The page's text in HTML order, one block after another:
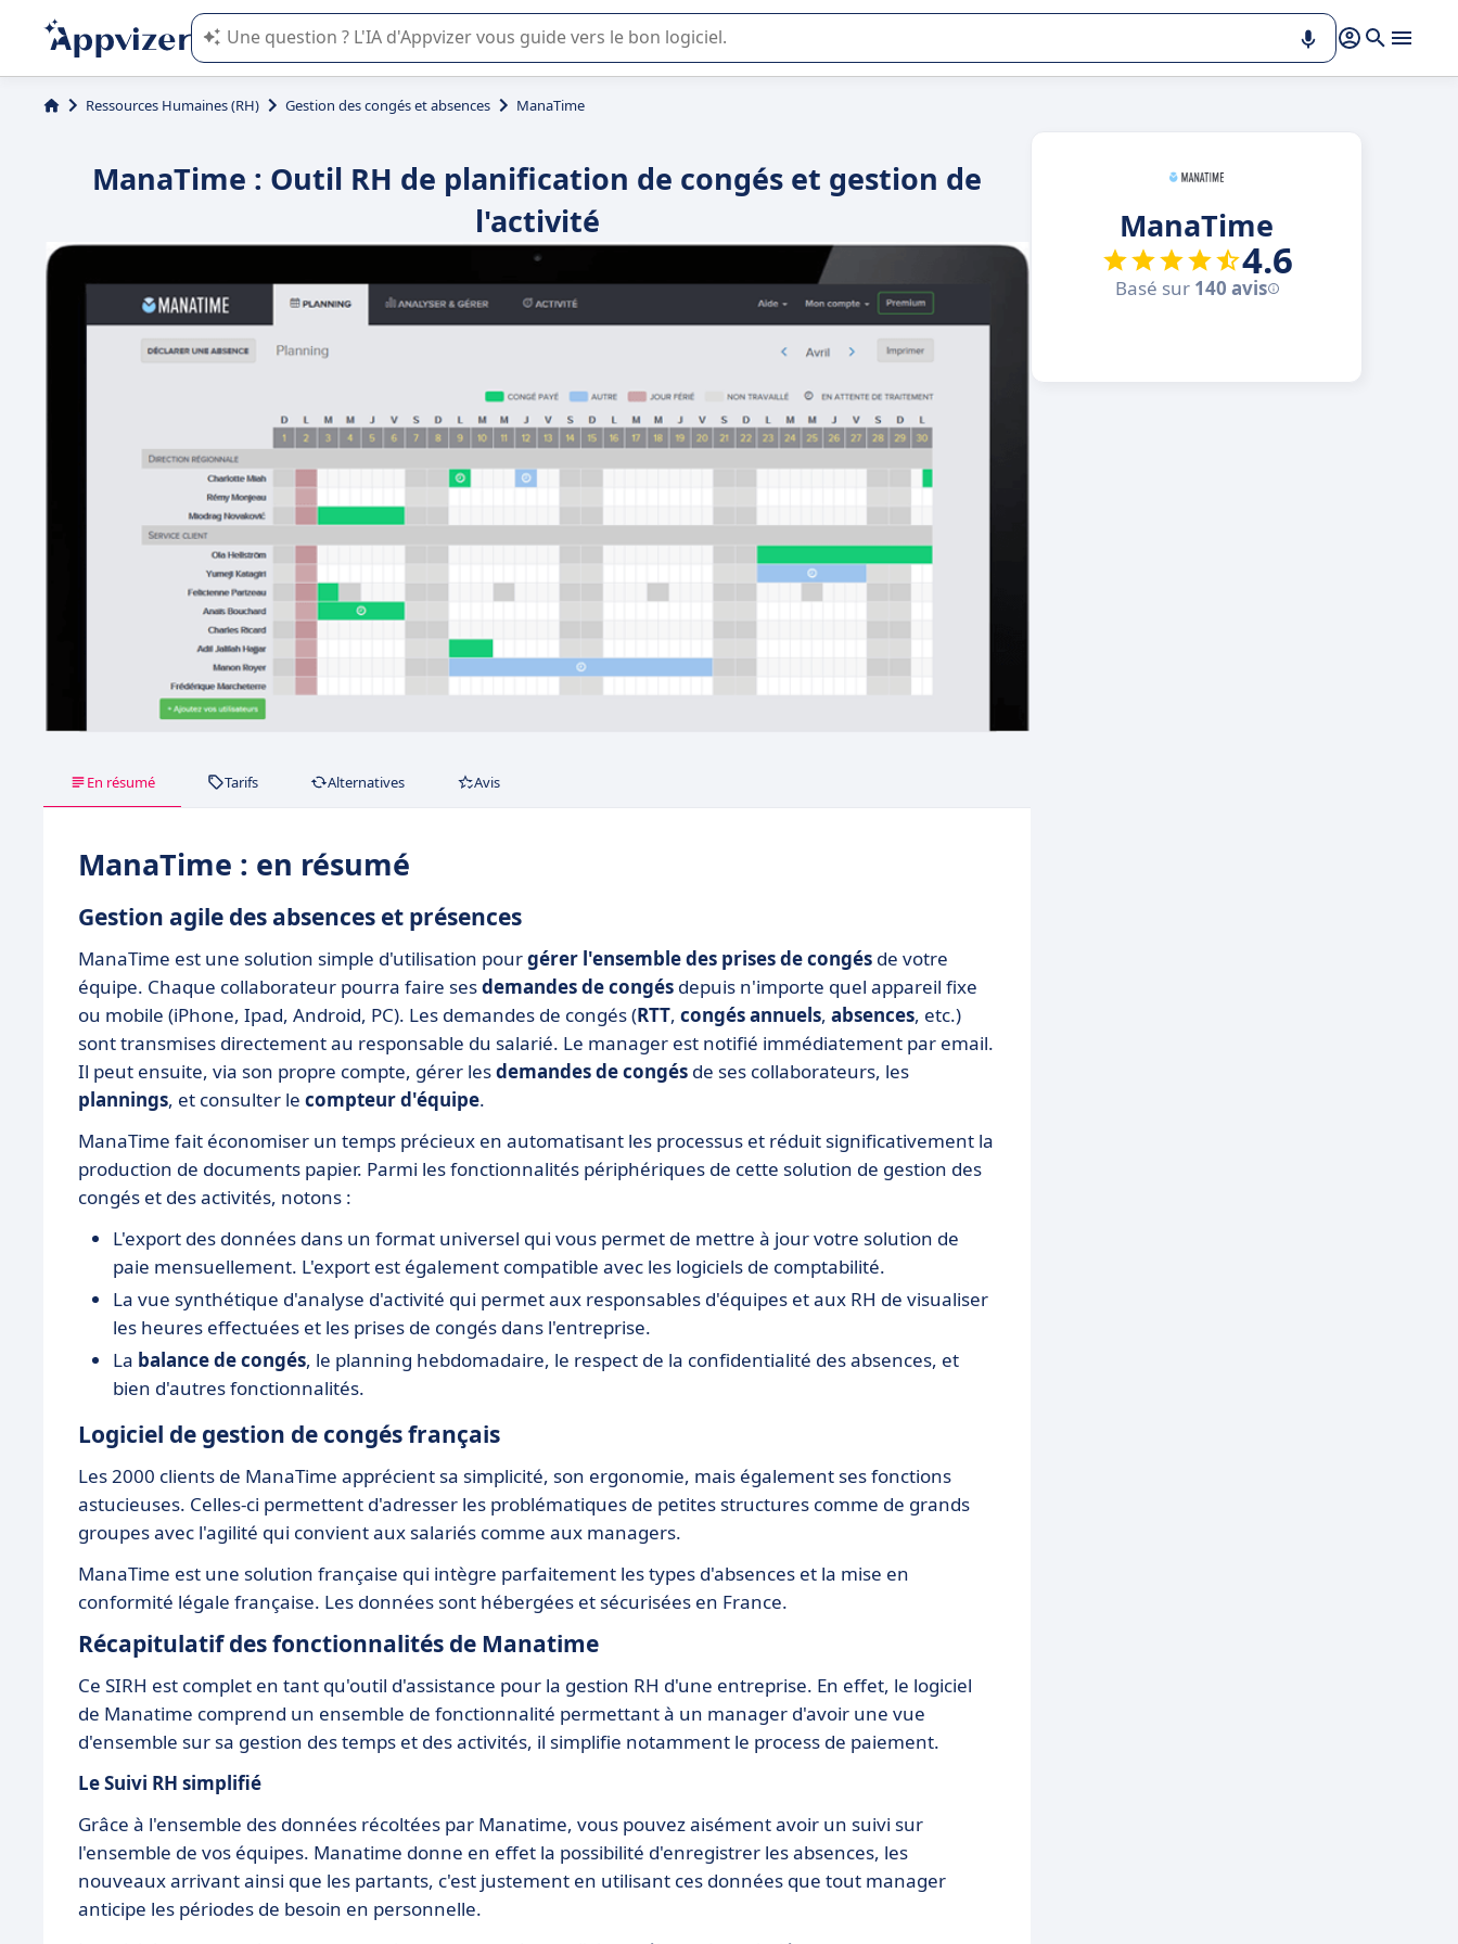
L'IA de Appvizer vous guide dans l'utilisation ou la sélection de logiciel SaaS en entreprise.
Ressources Humaines (RH) Gestion des congés et absences ManaTime
ManaTime : Outil RH de planification de congés et gestion de
l'activité
En résumé Tarifs Alternatives Avis
ManaTime : en résumé
Gestion agile des absences et présences
ManaTime est une solution simple d'utilisation pourgérer l'ensemble des prises de congés de votre
équipe. Chaque collaborateur pourra faire sesdemandes de congés depuis n'importe quel appareil fixe
ou mobile (iPhone, Ipad, Android, PC). Les demandes de congés (RTT, congés annuels, absences, etc.)
sont transmises directement au responsable du salarié. Le manager est notifié immédiatement par email.
Il peut ensuite, via son propre compte, gérer lesdemandes de congés de ses collaborateurs, les
plannings, et consulter le compteur d'équipe.
ManaTime fait économiser un temps précieux en automatisant les processus et réduit significativement la
production de documents papier. Parmi les fonctionnalités périphériques de cette solution de gestion des
congés et des activités, notons :
L'export des données dans un format universel qui vous permet de mettre à jour votre solution de
paie mensuellement. L'export est également compatible avec les logiciels de comptabilité.
La vue synthétique d'analyse d'activité qui permet aux responsables d'équipes et aux RH de visualiser
les heures effectuées et les prises de congés dans l'entreprise.
La balance de congés, le planning hebdomadaire, le respect de la confidentialité des absences, et
bien d'autres fonctionnalités.
Logiciel de gestion de congés français
Les 2000 clients de ManaTime apprécient sa simplicité, son ergonomie, mais également ses fonctions
astucieuses. Celles-ci permettent d'adresser les problématiques de petites structures comme de grands
groupes avec l'agilité qui convient aux salariés comme aux managers.
ManaTime est une solution française qui intègre parfaitement les types d'absences et la mise en
conformité légale française. Les données sont hébergées et sécurisées en France.
Récapitulatif des fonctionnalités de Manatime
Ce SIRH est complet en tant qu'outil d'assistance pour la gestion RH d'une entreprise. En effet, le logiciel
de Manatime comprend un ensemble de fonctionnalité permettant à un manager d'avoir une vue
d'ensemble sur sa gestion des temps et des activités, il simplifie notamment le process de paiement.
Le Suivi RH simplifié
Grâce à l'ensemble des données récoltées par Manatime, vous pouvez aisément avoir un suivi sur
l'ensemble de vos équipes. Manatime donne en effet la possibilité d'enregistrer les absences, les
nouveaux arrivant ainsi que les partants, c'est justement en utilisant ces données que tout manager
anticipe les périodes de besoin en personnelle.
ManaTime
4.6
Basé sur 140 avis